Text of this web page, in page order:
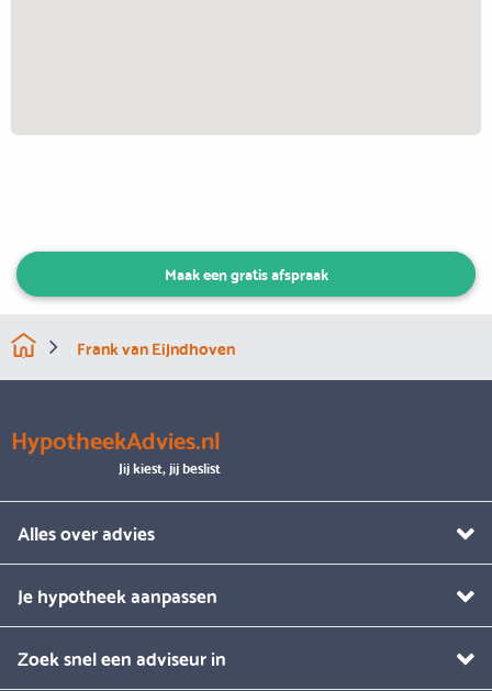
Maak een gratis afspraak
Frank van Eijndhoven
HypotheekAdvies.nl
Jij kiest, jij beslist
Alles over advies
Je hypotheek aanpassen
Zoek snel een adviseur in